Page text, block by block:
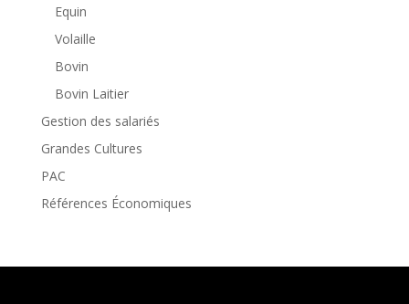
Equin
Volaille
Bovin
Bovin Laitier
Gestion des salariés
Grandes Cultures
PAC
Références Économiques